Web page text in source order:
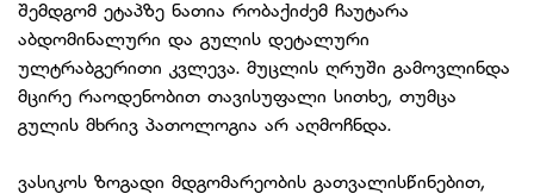
შემდგომ ეტაპზე ნათია რობაქიძემ ჩაუტარა
აბდომინალური და გულის დეტალური
ულტრაბგერითი კვლევა. მუცლის ღრუში გამოვლინდა
მცირე რაოდენობით თავისუფალი სითხე, თუმცა
გულის მხრივ პათოლოგია არ აღმოჩნდა.
ვასიკოს ზოგადი მდგომარეობის გათვალისწინებით,